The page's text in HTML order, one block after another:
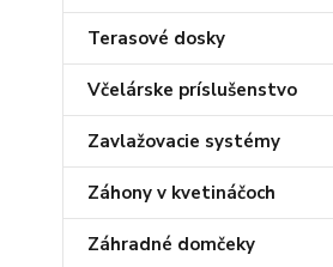
Terasové dosky
Včelárske príslušenstvo
Zavlažovacie systémy
Záhony v kvetináčoch
Záhradné domčeky